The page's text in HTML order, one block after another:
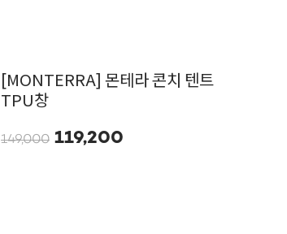
[MONTERRA] 몬테라 콘치 텐트
TPU창
149,000 119,200